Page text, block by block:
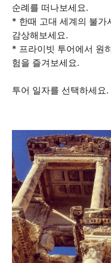
순례를 떠나보세요.
* 한때 고대 세계의 불가
감상해보세요.
* 프라이빗 투어에서 원
험을 즐겨보세요.
투어 일자를 선택하세요.